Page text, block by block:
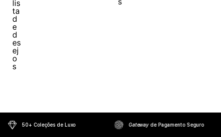
50+ Coleções de Luxo Gatewayde Pagamento Seguro